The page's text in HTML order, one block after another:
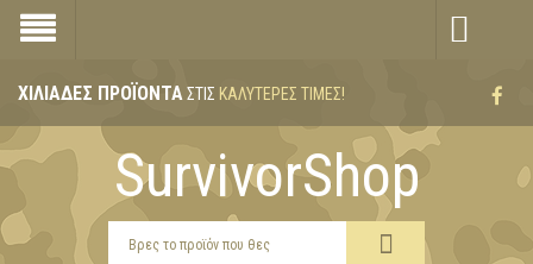
ΧΙΛΙΆΔΕΣ ΠΡΟΪΌΝΤΑΣΤΙΣ ΚΑΛΎΤΕΡΕΣ ΤΙΜΈΣ!
SurvivorShop